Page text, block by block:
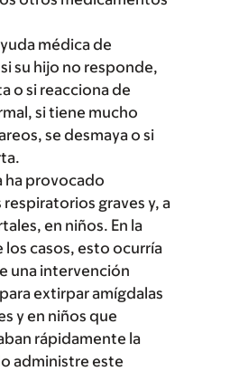
médica de
su hijo no responde,
o si reacciona de
si tiene mucho
se desmaya o si
ha provocado
graves y, a
en niños. En la
los casos, esto ocurría
una intervención
extirpar amígdalas
y en niños que
rápidamente la
administre este